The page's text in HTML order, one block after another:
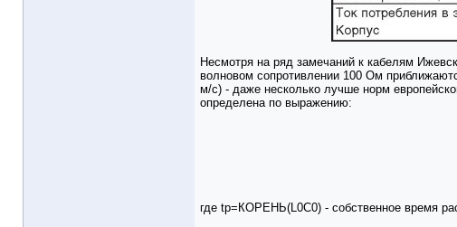
Несмотря на ряд замечаний к кабелям
волновом сопротивлении 100 Ом
м/c) - даже несколько лучше норм
определена по выражению:
где tp=КОРЕНЬ(L0C0) - собственное время